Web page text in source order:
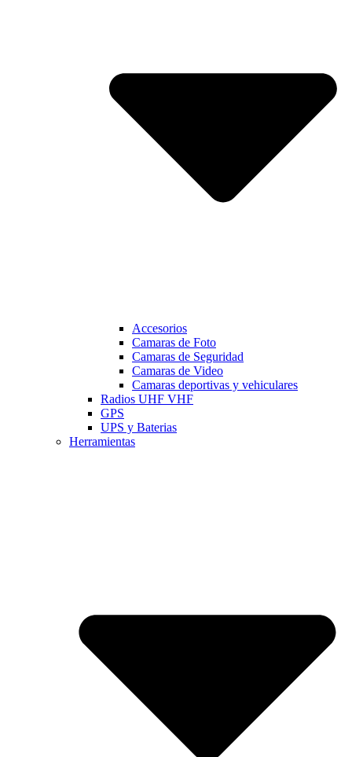
Accesorios
Camaras de Foto
Camaras de Seguridad
Camaras de Video
Camaras deportivas y vehiculares
Radios UHF VHF
GPS
UPS y Baterias
Herramientas